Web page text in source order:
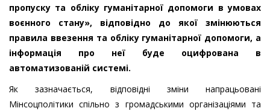
пропуску та обліку гуманітарної допомоги в умовах
воєнного стану», відповідно до якої змінюються
правила ввезення та обліку гуманітарної допомоги, а
інформація про неї буде оцифрована в
автоматизованій системі.
Як зазначається, відповідні зміни напрацьовані
Мінсоцполітики спільно з громадськими організаціями та